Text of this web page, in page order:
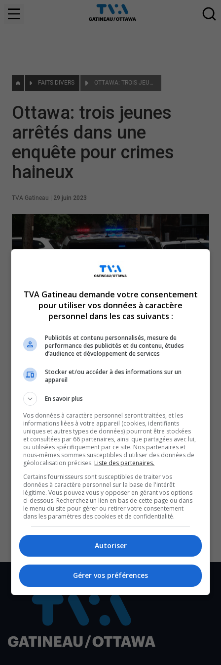
FAITS DIVERS OTTAWA: TROIS JEUNES ARRÊTÉS DANS UNE ENQUÊTE POUR CRIMES HAINEUX
Ottawa: trois jeunes
arrêtés dans une
enquête pour crimes
haineux
TVA Gatineau 29 juin 2023
Trois jeunes ont été inculpés à la suite d’un vol
survenu mercredi soir sur le chemin Greenbank.
La victime a reçu des coups de poing et des coups de
pied et les agresseurs lui ont dérobé ses effets
personnels.
Lors du vol, des commentaires haineux ont été tenus
envers la victime et les membres des diverses
communautés LGBT+.
L’enquête se poursuit et elle est traitée comme étant un
cas d’incident motivé par la haine.
SOUTENIR NOS MÉDIAS, C’EST PROTÉGER NOTRE
CULTURE ET NOTRE ÉCONOMIE
TVA Gatineau demande votre consentement
pour utiliser vos données à caractère
personnel dans les cas suivants :
Publicités et contenu personnalisés, mesure de
performance des publicités et du contenu, études
d’audience et développement de services
Stocker et/ou accéder à des informations sur un
appareil
En savoir plus
Vos données à caractère personnel seront traitées, et les
informations liées à votre appareil (cookies, identifiants
uniques et autres types de données) pourront être stockées
et consultées par 66 partenaires, ainsi que partagées avec lui,
ou utilisées spécifiquement par ce site. Nos partenaires et
nous-mêmes sommes susceptibles d'utiliser des données de
géolocalisation précises. Liste des partenaires.
Certains fournisseurs sont susceptibles de traiter vos
données à caractère personnel sur la base de l'intérêt
légitime. Vous pouvez vous y opposer en gérant vos options
ci-dessous. Recherchez un lien en bas de cette page ou dans
le menu du site pour gérer ou retirer votre consentement
dans les paramètres des cookies et de confidentialité.
Autoriser
Gérer vos préférences